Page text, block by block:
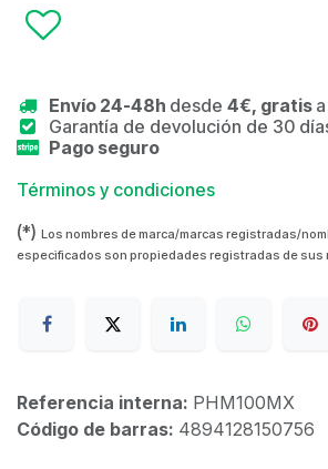
Envío 24-48h desde 4€, gratis
Garantía de devolución de 30
Pago seguro
Términos y condiciones
(*) Los nombres de marca/marcas registradas/
especificados son propiedades registradas de
Referencia interna: PHM100MX
Código de barras: 4894128150756